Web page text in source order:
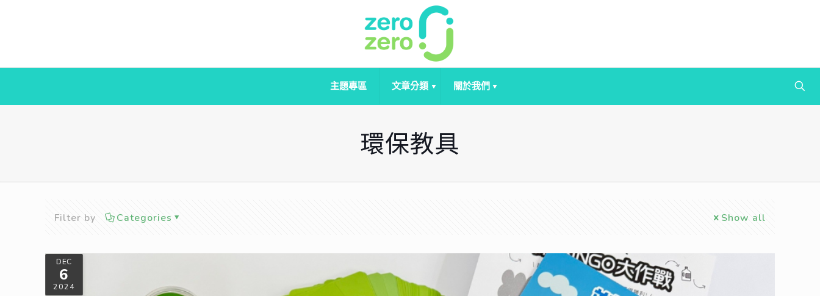
主題專區 文章分類 關於我們
環保教具
Filter by Categories Show all
DEC
6
2024